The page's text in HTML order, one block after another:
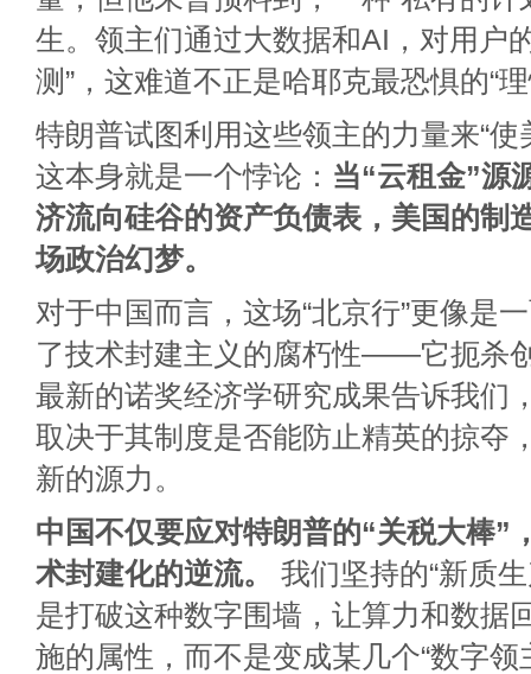
生。领主们通过大数据和AI，对用户
测”，这难道不正是哈耶克最恐惧的“
特朗普试图利用这些领主的力量来“使
这本身就是一个悖论： 当“云租金”源
济流向硅谷的资产负债表，美国的制
场政治幻梦。
对于中国而言，这场“北京行”更像是
了技术封建主义的腐朽性——它扼杀
最新的诺奖经济学研究成果告诉我们
取决于其制度是否能防止精英的掠夺
新的源力。
中国不仅要应对特朗普的“关税大棒”
术封建化的逆流。
我们坚持的“新质
是打破这种数字围墙，让算力和数据
施的属性，而不是变成某几个“数字领